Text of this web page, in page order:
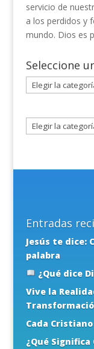
servicio de
a los perdidos y
mundo. Dios es
Seleccione
Seleccione
un
Entradas
Jesús te dice:
palabra
¿Qué dice
Vive la
Cada
¿Qué